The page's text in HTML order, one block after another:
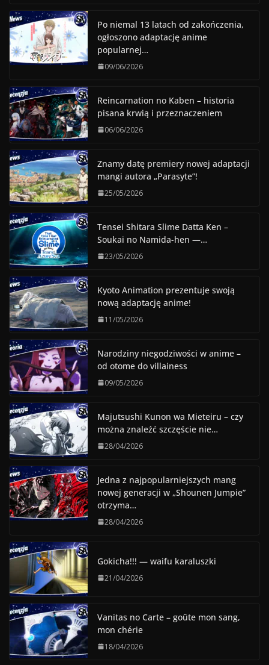
Po niemal 13 latach od zakończenia,
ogłoszono adaptację anime
popularnej…
09/06/2026
Reincarnation no Kaben – historia
pisana krwią i przeznaczeniem
06/06/2026
Znamy datę premiery nowej adaptacji
mangi autora „Parasyte”!
25/05/2026
Tensei Shitara Slime Datta Ken –
Soukai no Namida-hen —…
23/05/2026
Kyoto Animation prezentuje swoją
nową adaptację anime!
11/05/2026
Narodziny niegodziwości w anime –
od otome do villainess
09/05/2026
Majutsushi Kunon wa Mieteiru – czy
można znaleźć szczęście nie…
28/04/2026
Jedna z najpopularniejszych mang
nowej generacji w „Shounen Jumpie”
otrzyma…
28/04/2026
Gokicha!!! — waifu karaluszki
21/04/2026
Vanitas no Carte – goûte mon sang,
mon chérie
18/04/2026